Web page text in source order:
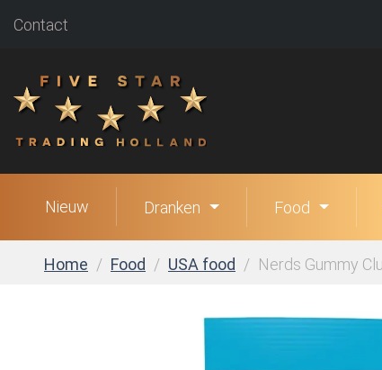
Contact
Nieuw Dranken Food
Home Food USA food Nerds Gummy